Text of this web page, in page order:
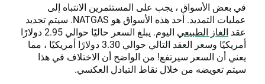
في بعض الأسواق ، يجب على المستثمرين الانتباه إلى
عمليات التمديد. أحد هذه الأسواق هو NATGAS. سيتم تجديد
عقد الغاز الطبيعي
اليوم. يبلغ السعر حاليًا حوالي 2.95 دولارًا
أمريكيًا وسعر العقد التالي حوالي 3.30 دولارًا أمريكيًا ، مما
يعني أن السعر سيرتفع! من الواضح أن الاختلاف في هذا
سيتم تعويضه من خلال نقاط التبادل العكسي.